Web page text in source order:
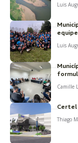
Luis
Luis
Camille
Certel
Thiago